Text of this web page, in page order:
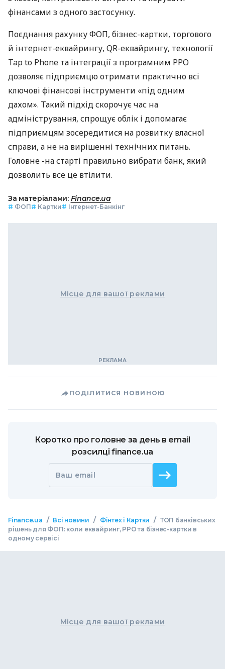
фінансами з одного застосунку.
Поєднання рахунку ФОП, бізнес-картки, торгового
й інтернет-еквайрингу, QR-еквайрингу, технології
Tap to Phone та інтеграції з програмним РРО
дозволяє підприємцю отримати практично всі
ключові фінансові інструменти «під одним
дахом». Такий підхід скорочує час на
адміністрування, спрощує облік і допомагає
підприємцям зосередитися на розвитку власної
справи, а не на вирішенні технічних питань.
Головне -на старті правильно вибрати банк, який
дозволить все це втілити.
За матеріалами: Finance.ua
# ФОП# Картки# Інтернет-Банкінг
Місце для вашої реклами
ПОДІЛИТИСЯ НОВИНОЮ
Коротко про головне за день в email
розсилці finance.ua
Ваш email
Finance.ua / Всі новини / Фінтех і Картки / ТОП банківських
рішень для ФОП: коли еквайринг, РРО та бізнес-картки в
одному сервісі
Місце для вашої реклами